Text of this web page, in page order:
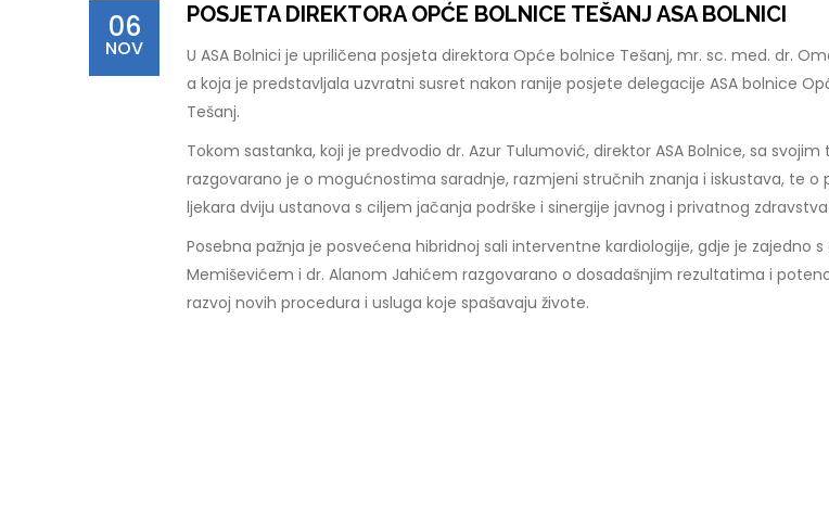
06
NOV
POSJETA DIREKTORA OPĆE BOLNICE TEŠANJ ASA BOLNICI
U ASA Bolnici je upriličena posjeta direktora Opće bolnice Tešanj, mr. sc. med. dr.
a koja je predstavljala uzvratni susret nakon ranije posjete delegacije ASA bolnice
Tešanj.
Tokom sastanka, koji je predvodio dr. Azur Tulumović, direktor ASA Bolnice, sa
razgovarano je o mogućnostima saradnje, razmjeni stručnih znanja i iskustava, te o
ljekara dviju ustanova s ciljem jačanja podrške i sinergije javnog i privatnog zdravstva.
Posebna pažnja je posvećena hibridnoj sali interventne kardiologije, gdje je zajedno
Memiševićem i dr. Alanom Jahićem razgovarano o dosadašnjim rezultatima i
razvoj novih procedura i usluga koje spašavaju živote.